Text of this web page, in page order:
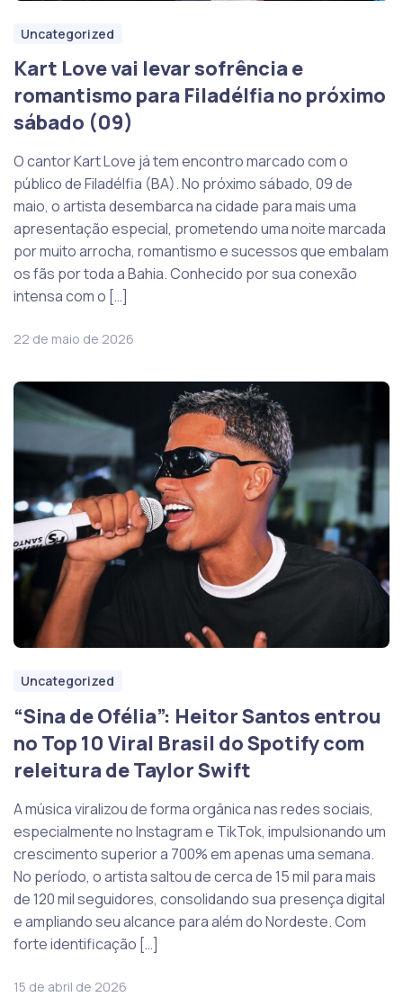
Uncategorized
Kart Love vai levar sofrência e
romantismo para Filadélfia no próximo
sábado (09)
O cantor Kart Love já tem encontro marcado com o
público de Filadélfia (BA). No próximo sábado, 09 de
maio, o artista desembarca na cidade para mais uma
apresentação especial, prometendo uma noite marcada
por muito arrocha, romantismo e sucessos que embalam
os fãs por toda a Bahia. Conhecido por sua conexão
intensa com o […]
22 de maio de 2026
Uncategorized
“Sina de Ofélia”: Heitor Santos entrou
no Top 10 Viral Brasil do Spotify com
releitura de Taylor Swift
A música viralizou de forma orgânica nas redes sociais,
especialmente no Instagram e TikTok, impulsionando um
crescimento superior a 700% em apenas uma semana.
No período, o artista saltou de cerca de 15 mil para mais
de 120 mil seguidores, consolidando sua presença digital
e ampliando seu alcance para além do Nordeste. Com
forte identificação […]
15 de abril de 2026